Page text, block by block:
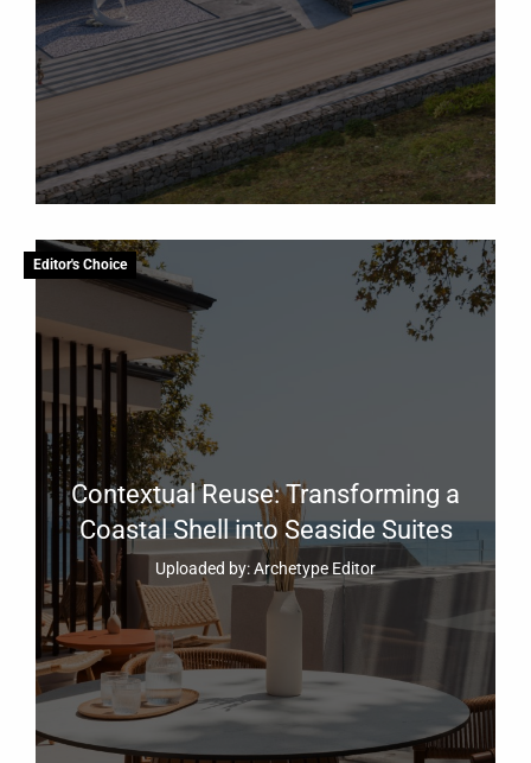
Editor's Choice
Contextual Reuse: Transforming a
Coastal Shell into Seaside Suites
Uploaded by: Archetype Editor